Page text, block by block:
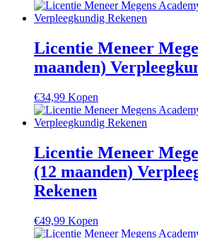
Licentie Meneer
maanden)
€34,99 Kopen
Licentie Meneer
(12 maanden)
Rekenen
€49,99 Kopen